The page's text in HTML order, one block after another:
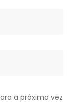
a próxima vez